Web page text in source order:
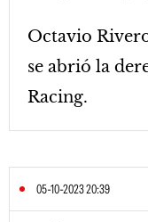
Octavio
se abrió la
Racing.
05-10-2023 20:39